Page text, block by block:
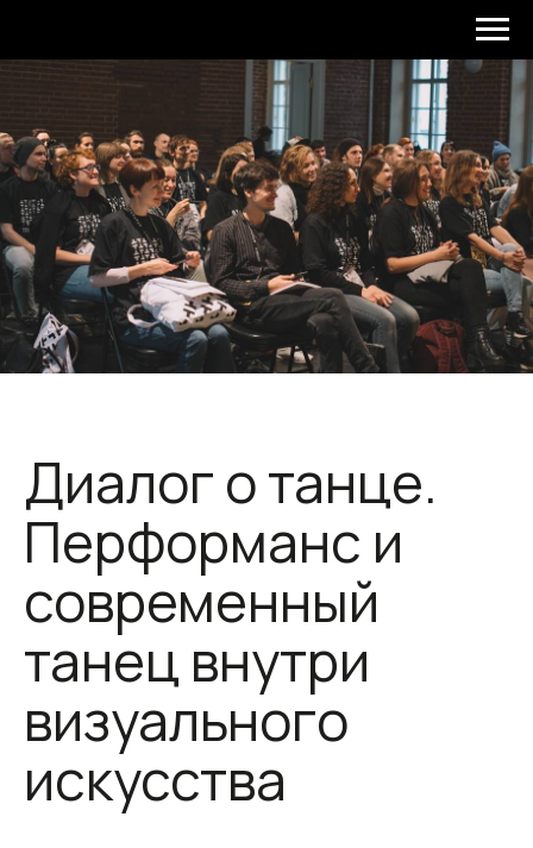
Диалог о танце.
Перформанс и
современный
танец внутри
визуального
искусства